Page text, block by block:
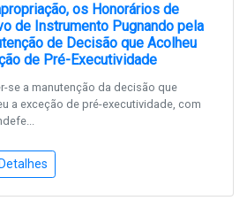
os Honorários de
de Instrumento Pugnando pela
de Decisão que Acolheu
de Pré-Executividade
se a manutenção da decisão que
a exceção de pré-executividade, com